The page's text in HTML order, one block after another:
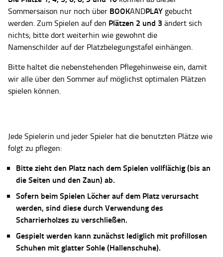
Sommersaison nur noch über BOOKANDPLAY gebucht
werden. Zum Spielen auf den Plätzen 2 und 3 ändert sich
nichts; bitte dort weiterhin wie gewohnt die
Namenschilder auf der Platzbelegungstafel einhängen.
Bitte haltet die nebenstehenden Pflegehinweise ein, damit
wir alle über den Sommer auf möglichst optimalen Plätzen
spielen können.
Jede Spielerin und jeder Spieler hat die benutzten Plätze wie
folgt zu pflegen:
Bitte zieht den Platz nach dem Spielen vollflächig (bis an
die Seiten und den Zaun) ab.
Sofern beim Spielen Löcher auf dem Platz verursacht
werden, sind diese durch Verwendung des
Scharrierholzes zu verschließen.
Gespielt werden kann zunächst lediglich mit profillosen
Schuhen mit glatter Sohle (Hallenschuhe).